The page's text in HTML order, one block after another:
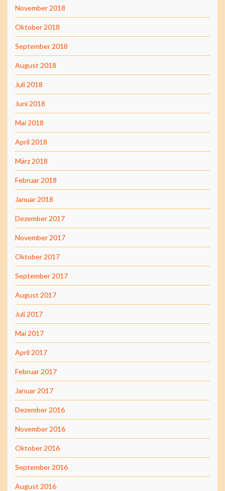
November 2018
Oktober 2018
September 2018
August 2018
Juli 2018
Juni 2018
Mai 2018
April 2018
März 2018
Februar 2018
Januar 2018
Dezember 2017
November 2017
Oktober 2017
September 2017
August 2017
Juli 2017
Mai 2017
April 2017
Februar 2017
Januar 2017
Dezember 2016
November 2016
Oktober 2016
September 2016
August 2016